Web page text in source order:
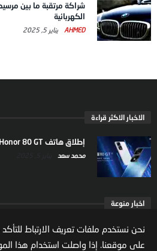
شراكة مرتقبة ما بين
الكهربائية
AHMED يناير 5, 2025
الاخبار الاكثر قراءة
إطلاق هاتف Honor 80 GT وجهاز لوحي جديد
محمد سعد
اخبار منوعة
مجلس الوزراء: تقرير
نحن نستخدم ملفات تعريف الارتباط
على موقعنا. إذا واصلت استخدام هذا